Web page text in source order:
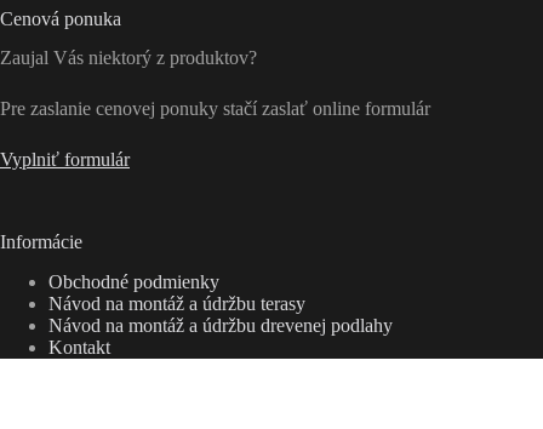
Cenová ponuka
Zaujal Vás niektorý z produktov?
Pre zaslanie cenovej ponuky stačí zaslať online formulár
Vyplniť formulár
Informácie
Obchodné podmienky
Návod na montáž a údržbu terasy
Návod na montáž a údržbu drevenej podlahy
Kontakt